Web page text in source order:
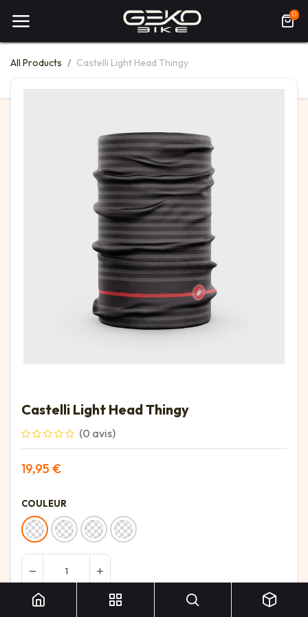
0
All Products Castelli Light Head Thingy
Castelli Light Head Thingy
(0 avis)
19,95 €
COULEUR